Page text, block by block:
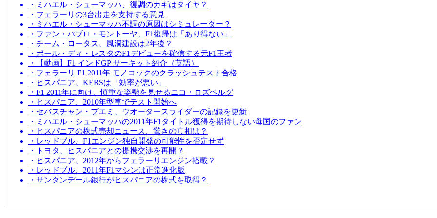
・ミハエル・シューマッハ、復調のカギはタイヤ？
・フェラーリの3台出走を支持する意見
・ミハエル・シューマッハ不調の原因はシミュレーター？
・ファン・パブロ・モントーヤ、F1復帰は「あり得ない」
・チーム・ロータス、風洞建設は2年後？
・ポール・ディ・レスタのF1デビューを確信する元F1王者
・【動画】F1 インドGP サーキット紹介（英語）
・フェラーリ F1 2011年 モノコックのクラッシュテスト合格
・ヒスパニア、KERSは「効率が悪い」
・F1 2011年に向け、慎重な姿勢を見せるニコ・ロズベルグ
・ヒスパニア、2010年型車でテスト開始へ
・セバスチャン・ブエミ、ウオータースライダーの記録を更新
・ミハエル・シューマッハの2011年F1タイトル獲得を期待しない母国のファン
・ヒスパニアの株式売却ニュース、驚きの真相は？
・レッドブル、F1エンジン独自開発の可能性を否定せず
・トヨタ、ヒスパニアとの提携交渉を再開？
・ヒスパニア、2012年からフェラーリエンジン搭載？
・レッドブル、2011年F1マシンは正常進化版
・サンタンデール銀行がヒスパニアの株式を取得？